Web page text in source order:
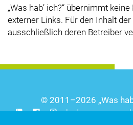
Was hab’ ich? übernimmt keine
externer Links. Für den Inhalt
ausschließlich deren Betreiber
© 2011–2026 Was
|
Impressum |